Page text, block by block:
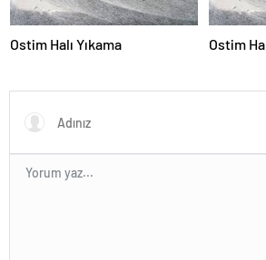
Ostim Halı Yıkama Ostim